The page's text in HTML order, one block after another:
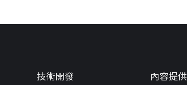
技術開發 內容提供